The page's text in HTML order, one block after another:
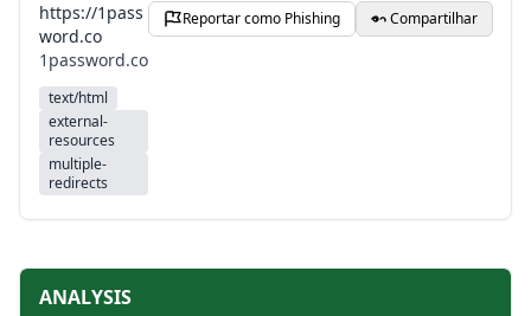
https://1pass
word.co
1password.co
text/html
external-
resources
multiple-
redirects
Reportar como Phishing Compartilhar
ANALYSIS